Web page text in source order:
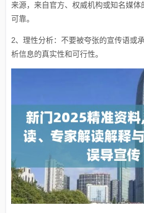
来源，来自官方、权威机构或知名媒体
可靠。
2、理性分析：不要被夸张的宣传语或
析信息的真实性和可行性。